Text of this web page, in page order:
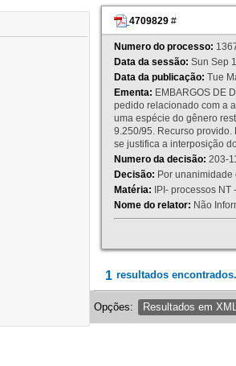
4709829 #
Numero do processo:
Data da sessão: Sun Sep
Data da publicação: Tue
Ementa: EMBARGOS DE
pedido relacionado com a
uma espécie do gênero
9.250/95. Recurso provido.
se justifica a interposição
Numero da decisão: 203-
Decisão: Por
Matéria: IPI- processos
Nome do relator: Não
1 resultados encontrados.
Opções: Resultados em XML